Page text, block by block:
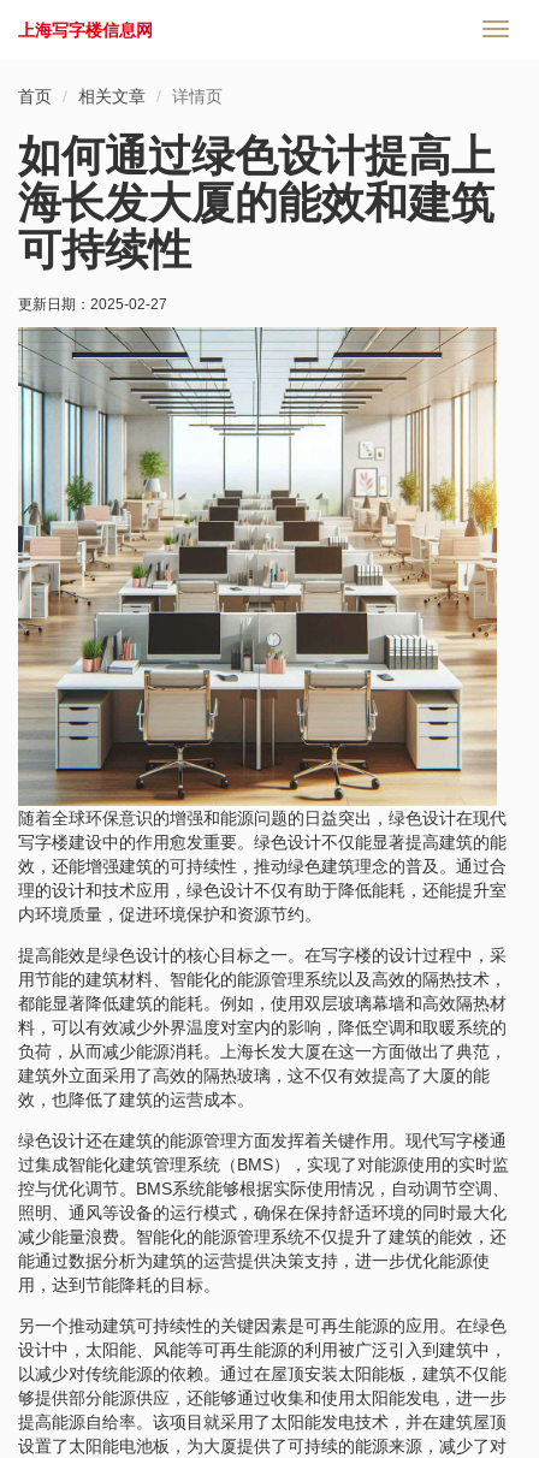
切
上海写字楼信息网
首页 相关文章 详情页
如何通过绿色设计提高上
海长发大厦的能效和建筑
可持续性
更新日期： 2025-02-27
随着全球环保意识的增强和能源问题的日益突出，绿色设计在现代
写字楼建设中的作用愈发重要。绿色设计不仅能显著提高建筑的能
效，还能增强建筑的可持续性，推动绿色建筑理念的普及。通过合
理的设计和技术应用，绿色设计不仅有助于降低能耗，还能提升室
内环境质量，促进环境保护和资源节约。
提高能效是绿色设计的核心目标之一。在写字楼的设计过程中，采
用节能的建筑材料、智能化的能源管理系统以及高效的隔热技术，
都能显著降低建筑的能耗。例如，使用双层玻璃幕墙和高效隔热材
料，可以有效减少外界温度对室内的影响，降低空调和取暖系统的
负荷，从而减少能源消耗。上海长发大厦在这一方面做出了典范，
建筑外立面采用了高效的隔热玻璃，这不仅有效提高了大厦的能
效，也降低了建筑的运营成本。
绿色设计还在建筑的能源管理方面发挥着关键作用。现代写字楼通
过集成智能化建筑管理系统（BMS），实现了对能源使用的实时监
控与优化调节。BMS系统能够根据实际使用情况，自动调节空调、
照明、通风等设备的运行模式，确保在保持舒适环境的同时最大化
减少能量浪费。智能化的能源管理系统不仅提升了建筑的能效，还
能通过数据分析为建筑的运营提供决策支持，进一步优化能源使
用，达到节能降耗的目标。
另一个推动建筑可持续性的关键因素是可再生能源的应用。在绿色
设计中，太阳能、风能等可再生能源的利用被广泛引入到建筑中，
以减少对传统能源的依赖。通过在屋顶安装太阳能板，建筑不仅能
够提供部分能源供应，还能够通过收集和使用太阳能发电，进一步
提高能源自给率。该项目就采用了太阳能发电技术，并在建筑屋顶
设置了太阳能电池板，为大厦提供了可持续的能源来源，减少了对